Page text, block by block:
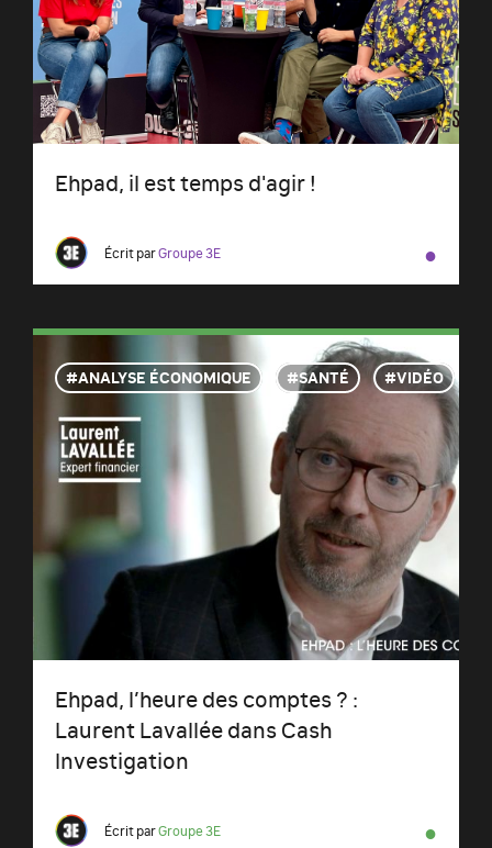
Ehpad, il est temps d'agir !
Écrit parGroupe 3E ●
ANALYSE ÉCONOMIQUE SANTÉ VIDÉO
Ehpad, l’heure des comptes ? :
Laurent Lavallée dans Cash
Investigation
Écrit parGroupe 3E ●